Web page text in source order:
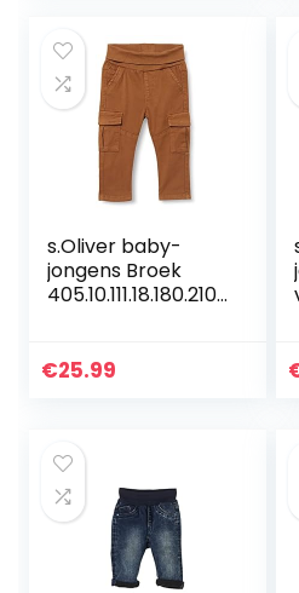
s.Oliver baby-
jongens Broek
405.10.111.18.180.2107
€25.99